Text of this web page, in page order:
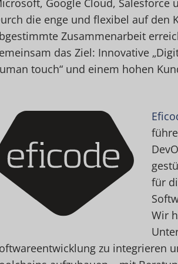
Google Cloud, Salesforce
die enge und flexibel auf den
Zusammenarbeit
das Ziel: Innovative
touch“ und einem hohen
für
Wir
zu integrieren